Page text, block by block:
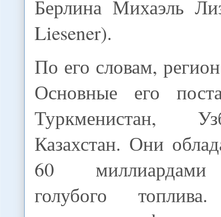
Берлина Михаэль
Liesener).
По его словам,
Основные его
Туркменистан,
Казахстан. Они
60 миллиардами
голубого